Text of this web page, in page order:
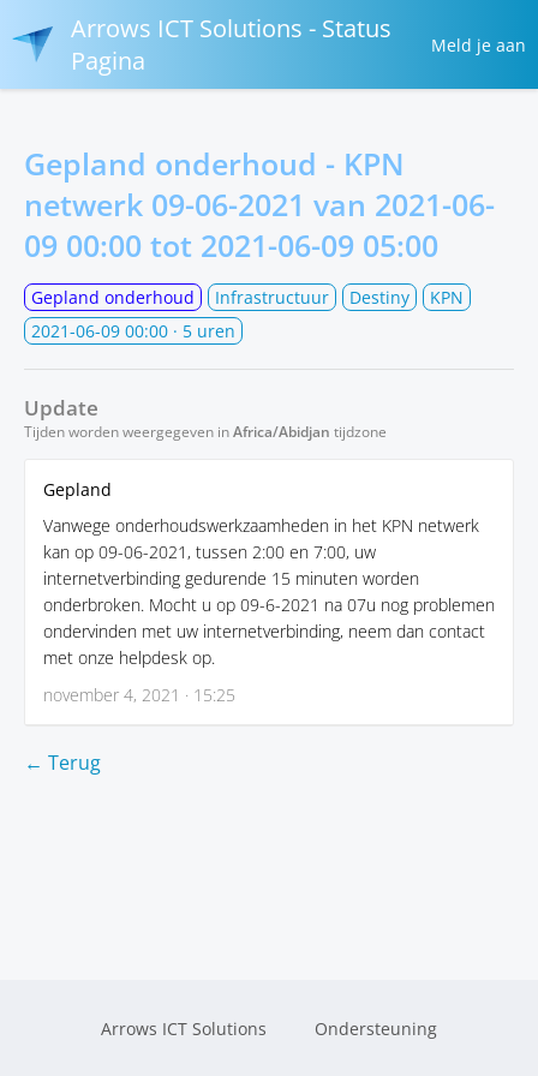
Arrows ICT Solutions - Status
Pagina
Meld je aan
Gepland onderhoud - KPN
netwerk 09-06-2021 van 2021-06-
09 00:00 tot 2021-06-09 05:00
Gepland onderhoud Infrastructuur Destiny
KPN
2021-06-09 00:00 · 5 uren
Update
Tijden worden weergegeven inAfrica/Abidjan tijdzone
Gepland
Vanwege onderhoudswerkzaamheden in het KPN netwerk
kan op 09-06-2021, tussen 2:00 en 7:00, uw
internetverbinding gedurende 15 minuten worden
onderbroken. Mocht u op 09-6-2021 na 07u nog problemen
ondervinden met uw internetverbinding, neem dan contact
met onze helpdesk op.
november 4, 2021 · 15:25
← Terug
Arrows ICT Solutions Ondersteuning